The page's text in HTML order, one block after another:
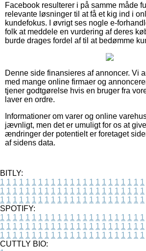
Facebook resulterer i på samme måde
relevante løsninger til at få et kig ind i
kundefokus. I øvrigt ses nogle e-
folk at meddele en vurdering af deres
burde drages fordel af til at bedømme
Denne side finansieres af annoncer. Vi
med mange online firmaer og
tjener godtgørelse hvis en bruger fra
laver en ordre.
Informationer om varer og online
jævnligt, men det er umuligt for os at
ændringer der potentielt er foretaget
af sidens data.
BITLY:
1 1 1 1 1 1 1 1 1 1 1 1 1 1 1 1 1 1 1 1 1 1 1
1 1 1 1 1 1 1 1 1 1 1 1 1 1 1 1 1 1 1 1 1 1 1
1 1 1 1 1 1 1 1 1 1 1 1 1 1 1 1 1 1 1 1 1 1 1
SPOTIFY:
1 1 1 1 1 1 1 1 1 1 1 1 1 1 1 1 1 1 1 1 1 1 1
1 1 1 1 1 1 1 1 1 1 1 1 1 1 1 1 1 1 1 1 1 1 1
1 1 1 1 1 1 1 1 1 1 1 1 1 1 1 1 1 1 1 1 1 1 1
CUTTLY BIO: